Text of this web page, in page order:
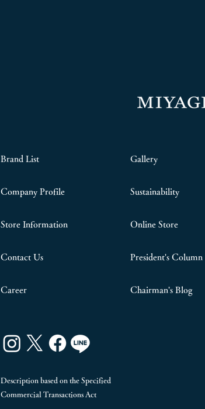
Brand List
Company Profile
Store Information
Contact Us
Career
Gallery
Sustainability
Online Store
President's Column
Chairman's Blog
Description based on the Specified
Commercial Transactions Act